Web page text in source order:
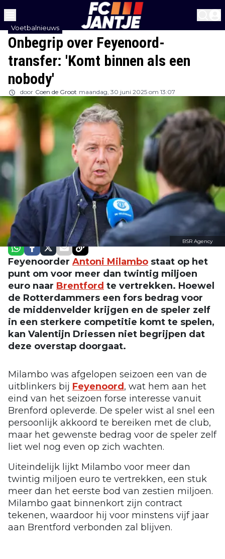
Onbegrip over Feyenoord-
transfer: 'Komt binnen als een
nobody'
Voetbalnieuws
door Coen de Groot maandag, 30 juni 2025 om 13:07
BSR Agency
Feyenoorder Antoni Milambo staat op het
punt om voor meer dan twintig miljoen
euro naar Brentford te vertrekken. Hoewel
de Rotterdammers een fors bedrag voor
de middenvelder krijgen en de speler zelf
in een sterkere competitie komt te spelen,
kan Valentijn Driessen niet begrijpen dat
deze overstap doorgaat.
Milambo was afgelopen seizoen een van de
uitblinkers bij Feyenoord, wat hem aan het
eind van het seizoen forse interesse vanuit
Brenford opleverde. De speler wist al snel een
persoonlijk akkoord te bereiken met de club,
maar het gewenste bedrag voor de speler zelf
liet wel nog even op zich wachten.
Uiteindelijk lijkt Milambo voor meer dan
twintig miljoen euro te vertrekken, een stuk
meer dan het eerste bod van zestien miljoen.
Milambo gaat binnenkort zijn contract
tekenen, waardoor hij voor minstens vijf jaar
aan Brentford verbonden zal blijven.